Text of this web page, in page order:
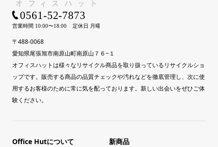
〒488-0068
愛知県尾張旭市南原山町南原山７６−１
オフィスハットは様々なリサイクル商品を取り扱っているリサイクルショ
ップです。販売する商品の品質チェックや汚れなどを徹底管理し、次に使
用するお客様のために常に気を配っております。新しい出会いをぜひご体
験ください。
Office Hutについて
新商品